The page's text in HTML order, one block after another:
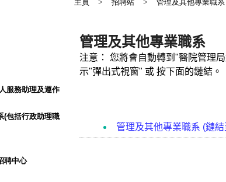
服務助理及運作
(包括行政助理職
聘中心
主頁 > 招聘站 > 管理及其他專業職系